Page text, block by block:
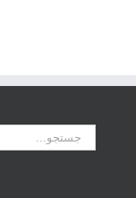
جستجو
برای: